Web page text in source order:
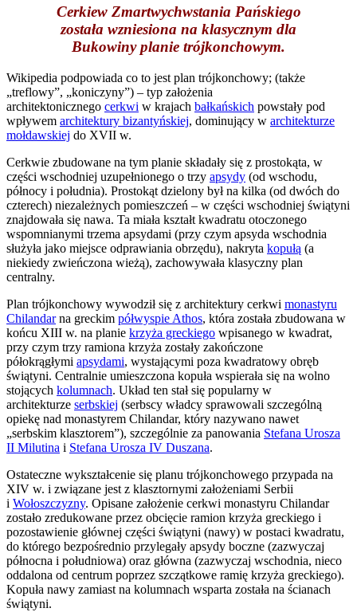
Cerkiew Zmartwychwstania Pańskiego
została wzniesiona na klasycznym dla
Bukowiny planie trójkonchowym.
Wikipedia podpowiada co to jest plan trójkonchowy; (także
„treflowy”, „koniczyny”) – typ założenia
architektonicznego cerkwi w krajach bałkańskich powstały pod
wpływem architektury bizantyńskiej, dominujący w architekturze
mołdawskiej do XVII w.
Cerkwie zbudowane na tym planie składały się z prostokąta, w
części wschodniej uzupełnionego o trzy apsydy (od wschodu,
północy i południa). Prostokąt dzielony był na kilka (od dwóch do
czterech) niezależnych pomieszczeń – w części wschodniej świątyni
znajdowała się nawa. Ta miała kształt kwadratu otoczonego
wspomnianymi trzema apsydami (przy czym apsyda wschodnia
służyła jako miejsce odprawiania obrzędu), nakryta kopułą (a
niekiedy zwieńczona wieżą), zachowywała klasyczny plan
centralny.
Plan trójkonchowy wywodził się z architektury cerkwi monastyru
Chilandarna greckim półwyspie Athos, która została zbudowana w
końcu XIII w. na planie krzyża greckiego wpisanego w kwadrat,
przy czym trzy ramiona krzyża zostały zakończone
półokrągłymi apsydami, wystającymi poza kwadratowy obręb
świątyni. Centralnie umieszczona kopuła wspierała się na wolno
stojących kolumnach. Układ ten stał się popularny w
architekturze serbskiej (serbscy władcy sprawowali szczególną
opiekę nad monastyrem Chilandar, który nazywano nawet
„serbskim klasztorem”), szczególnie za panowania Stefana Urosza
II Milutina i Stefana Urosza IV Duszana.
Ostateczne wykształcenie się planu trójkonchowego przypada na
XIV w. i związane jest z klasztornymi założeniami Serbii
i Wołoszczyzny. Opisane założenie cerkwi monastyru Chilandar
zostało zredukowane przez obcięcie ramion krzyża greckiego i
pozostawienie głównej części świątyni (nawy) w postaci kwadratu,
do którego bezpośrednio przylegały apsydy boczne (zazwyczaj
północna i południowa) oraz główna (zazwyczaj wschodnia, nieco
oddalona od centrum poprzez szczątkowe ramię krzyża greckiego).
Kopuła nawy zamiast na kolumnach wsparta została na ścianach
świątyni.